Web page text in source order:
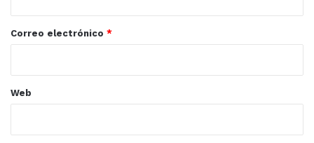
*
Correo electrónico *
Web